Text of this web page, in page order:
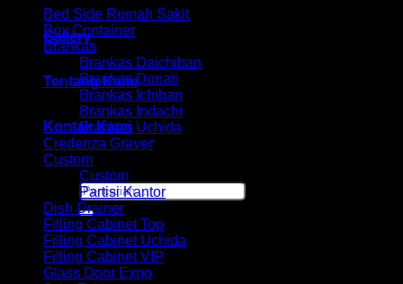
Gallery
Tentang Kami
Kontak Kami
Pencarian
untuk:
Bed Side Rumah Sakit
Box Container
Brankas
Brankas Daichiban
Brankas Donati
Brankas Ichiban
Brankas Indachi
Brankas Uchida
Credenza Graver
Custom
Custom
Partisi Kantor
Dish Drainer
Filling Cabinet Top
Filling Cabinet Uchida
Filling Cabinet VIP
Glass Door Expo